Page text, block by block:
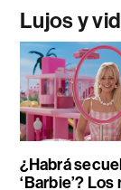
Lujos y
¿Habrá
‘Barbie’?